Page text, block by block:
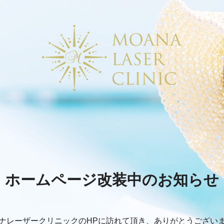
ホームページ改装中のお知らせ
レーザークリニックのHPに訪れて頂き、 ありがとうござい